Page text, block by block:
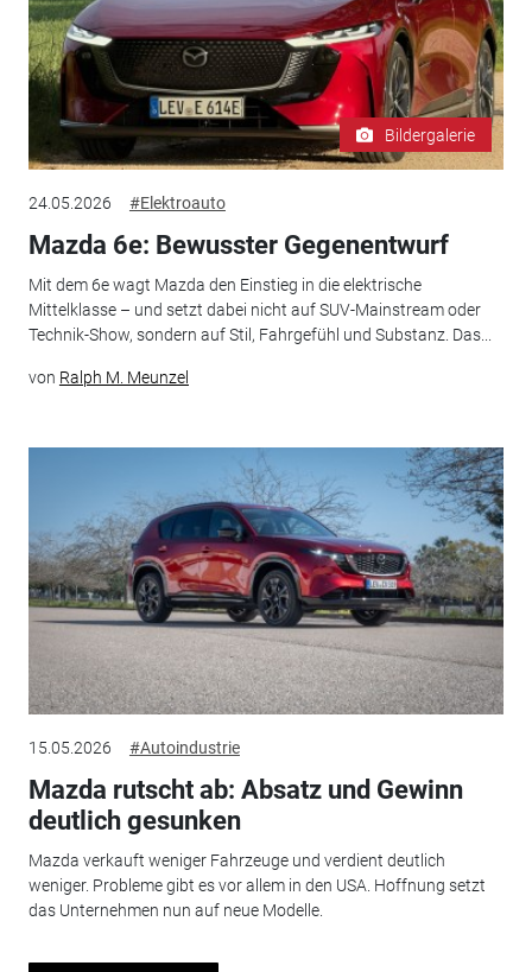
Bildergalerie
24.05.2026 #Elektroauto
Mazda 6e: Bewusster Gegenentwurf
Mit dem 6e wagt Mazda den Einstieg in die elektrische
Mittelklasse – und setzt dabei nicht auf SUV-Mainstream oder
Technik-Show, sondern auf Stil, Fahrgefühl und Substanz. Das...
von Ralph M. Meunzel
15.05.2026 #Autoindustrie
Mazda rutscht ab: Absatz und Gewinn
deutlich gesunken
Mazda verkauft weniger Fahrzeuge und verdient deutlich
weniger. Probleme gibt es vor allem in den USA. Hoffnung setzt
das Unternehmen nun auf neue Modelle.